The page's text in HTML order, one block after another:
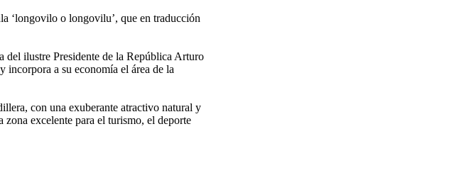
‘longovilo o longovilu’, que en traducción
del ilustre Presidente de la República Arturo
incorpora a su economía el área de la
con una exuberante atractivo natural y
excelente para el turismo, el deporte